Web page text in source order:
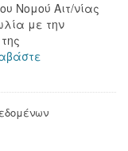
Νομού Αιτ/νίας
με την